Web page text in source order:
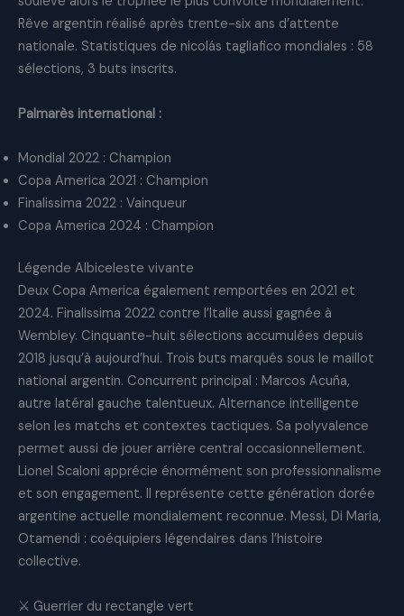
Rêve argentin réalisé après trente-six ans d’attente
nationale. Statistiques de nicolás tagliafico mondiales : 58
sélections, 3 buts inscrits.
Palmarès international :
Mondial 2022 : Champion
Copa America 2021 : Champion
Finalissima 2022 : Vainqueur
Copa America 2024 : Champion
Légende Albiceleste vivante
Deux Copa America également remportées en 2021 et
2024. Finalissima 2022 contre l’Italie aussi gagnée à
Wembley. Cinquante-huit sélections accumulées depuis
2018 jusqu’à aujourd’hui. Trois buts marqués sous le maillot
national argentin. Concurrent principal : Marcos Acuña,
autre latéral gauche talentueux. Alternance intelligente
selon les matchs et contextes tactiques. Sa polyvalence
permet aussi de jouer arrière central occasionnellement.
Lionel Scaloni apprécie énormément son professionnalisme
et son engagement. Il représente cette génération dorée
argentine actuelle mondialement reconnue. Messi, Di Maria,
Otamendi : coéquipiers légendaires dans l’histoire
collective.
⚔️ Guerrier du rectangle vert